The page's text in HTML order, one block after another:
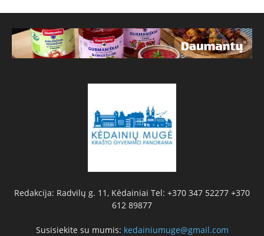
Redakcija: Radvilų g. 11, Kėdainiai Tel: +370 347 52277 +370
612 89877
Susisiekite su mumis: kedainiumuge@gmail.com